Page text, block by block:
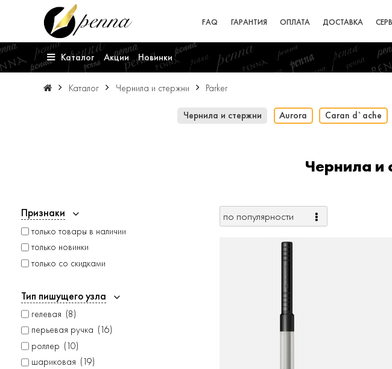
FAQ ГАРАНТИЯ ОПЛАТА ДОСТАВКА
Каталог Акции Новинки
Каталог Чернила и стержни Parker
Чернила и стержни Aurora Caran d`ache
Чернила и
Признаки
только товары в наличии
только новинки
только со скидками
Тип пишущего узла
гелевая
8
перьевая ручка
16
роллер
10
шариковая
19